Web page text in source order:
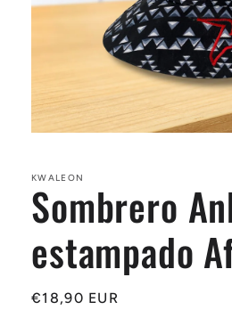
1
en
una
ventana
KWALEON
Sombrero
estampado
Precio
€18,90 EUR